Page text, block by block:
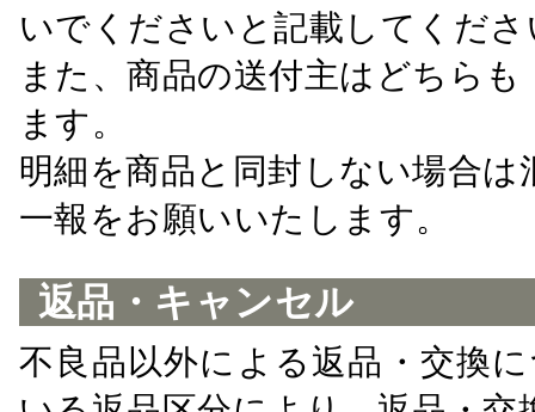
いでくださいと記載してくださ
また、商品の送付主はどちら
ます。
明細を商品と同封しない場合
一報をお願いいたします。
返品・キャンセル
不良品以外による返品・交換